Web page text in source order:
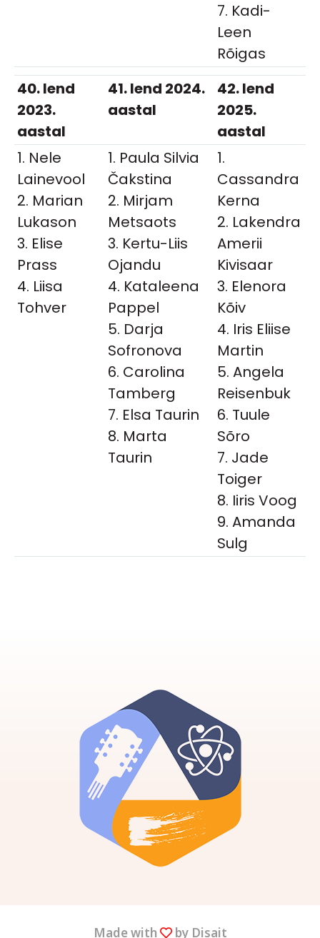
7. Kadi-
Leen
Rõigas
40. lend
2023.
aastal
41. lend 2024.
aastal
42. lend
2025.
aastal
1. Nele
Lainevool
2. Marian
Lukason
3. Elise
Prass
4. Liisa
Tohver
1. Paula Silvia
Čakstina
2. Mirjam
Metsaots
3. Kertu-Liis
Ojandu
4. Kataleena
Pappel
5. Darja
Sofronova
6. Carolina
Tamberg
7. Elsa Taurin
8. Marta
Taurin
1.
Cassandra
Kerna
2. Lakendra
Amerii
Kivisaar
3. Elenora
Kõiv
4. Iris Eliise
Martin
5. Angela
Reisenbuk
6. Tuule
Sõro
7. Jade
Toiger
8. Iiris Voog
9. Amanda
Sulg
Made with by Disait